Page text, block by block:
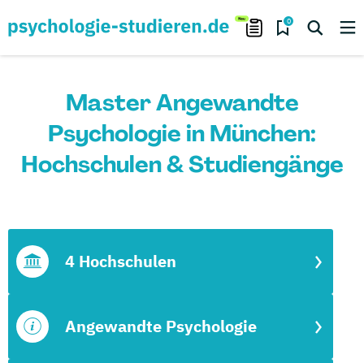
0
Master Angewandte
Psychologie in München:
Hochschulen & Studiengänge
Angewandte Psychologie
4 Hochschulen